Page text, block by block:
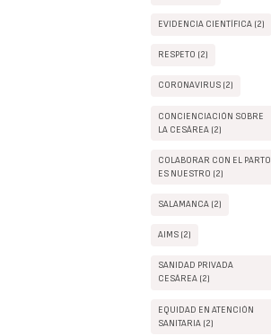
EVIDENCIA CIENTÍFICA (2)
RESPETO (2)
CORONAVIRUS (2)
CONCIENCIACIÓN SOBRE
LA CESÁREA (2)
COLABORAR CON EL PARTO
ES NUESTRO (2)
SALAMANCA (2)
AIMS (2)
SANIDAD PRIVADA
CESÁREA (2)
EQUIDAD EN ATENCIÓN
SANITARIA (2)